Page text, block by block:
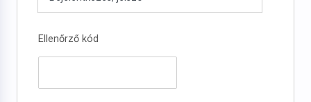
Ellenőrző kód